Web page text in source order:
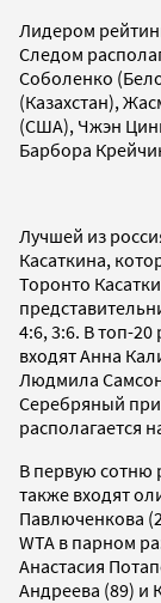
Лидером
Следом
Соболенко
(Казахстан),
(США), Чжэн
Барбора
Лучшей из
Касаткина,
Торонто
4:6, 3:6. В топ-20
входят Анна
Людмила
Серебряный
располагается
В первую сотню
также входят
Павлюченкова
WTA в парном
Анастасия
Андреева (89) и